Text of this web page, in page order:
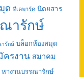
ด ทีเคพาร์ค นิตยสาร
ารักษ์
รักษ์ บล็อกห้องสมุด
ครงาน สมาคม
หางานบรรณารักษ์